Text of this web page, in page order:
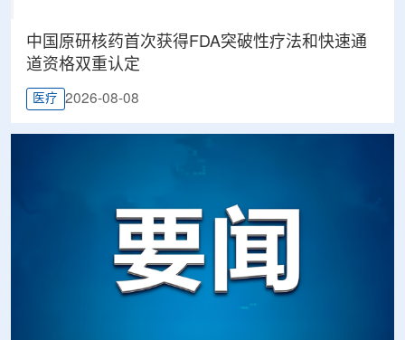
中国原研核药首次获得FDA突破性疗法和快速通
道资格双重认定
医疗 2026-08-08